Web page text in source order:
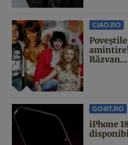
CIAO.RO
Răzvan...
GO4IT.RO
iPhone